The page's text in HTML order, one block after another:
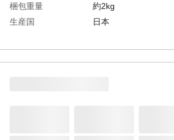
梱包重量
約2kg
生産国
日本
その他
設置時間:30分